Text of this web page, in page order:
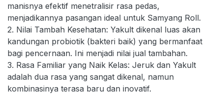
manisnya efektif menetralisir rasa pedas,
menjadikannya pasangan ideal untuk Samyang Roll.
2. Nilai Tambah Kesehatan: Yakult dikenal luas akan
kandungan probiotik (bakteri baik) yang bermanfaat
bagi pencernaan. Ini menjadi nilai jual tambahan.
3. Rasa Familiar yang Naik Kelas: Jeruk dan Yakult
adalah dua rasa yang sangat dikenal, namun
kombinasinya terasa baru dan inovatif.